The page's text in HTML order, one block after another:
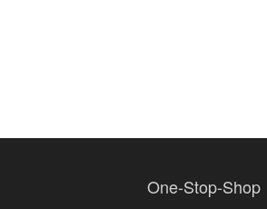
One-Stop-Shop